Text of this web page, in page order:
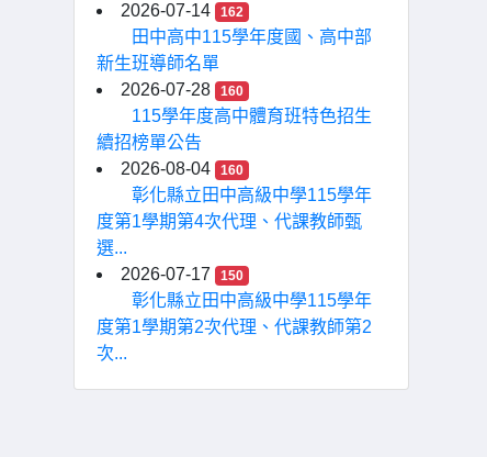
2026-07-14
162
田中高中115學年度國、高中部
新生班導師名單
2026-07-28
160
115學年度高中體育班特色招生
續招榜單公告
2026-08-04
160
彰化縣立田中高級中學115學年
度第1學期第4次代理、代課教師甄
選...
2026-07-17
150
彰化縣立田中高級中學115學年
度第1學期第2次代理、代課教師第2
次...